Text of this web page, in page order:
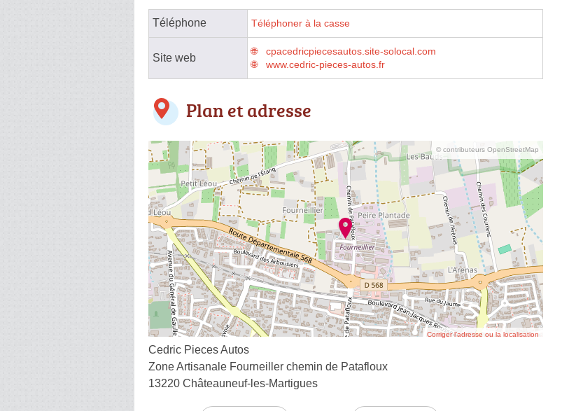
Téléphone Téléphoner à la casse
Site web
cpacedricpiecesautos.site-solocal.com
www.cedric-pieces-autos.fr
Plan et adresse
© contributeurs OpenStreetMap
Corriger l’adresse ou la localisation
Cedric Pieces Autos
Zone Artisanale Fourneiller chemin de Patafloux
13220 Châteauneuf-les-Martigues